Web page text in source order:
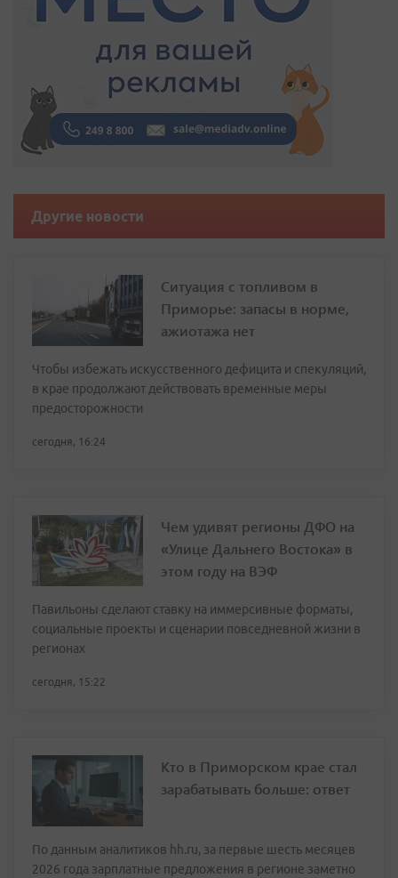
Другие новости
Ситуация с топливом в
Приморье: запасы в норме,
ажиотажа нет
Чтобы избежать искусственного дефицита и спекуляций,
в крае продолжают действовать временные меры
предосторожности
сегодня, 16:24
Чем удивят регионы ДФО на
«Улице Дальнего Востока» в
этом году на ВЭФ
Павильоны сделают ставку на иммерсивные форматы,
социальные проекты и сценарии повседневной жизни в
регионах
сегодня, 15:22
Кто в Приморском крае стал
зарабатывать больше: ответ
По данным аналитиков hh.ru, за первые шесть месяцев
2026 года зарплатные предложения в регионе заметно